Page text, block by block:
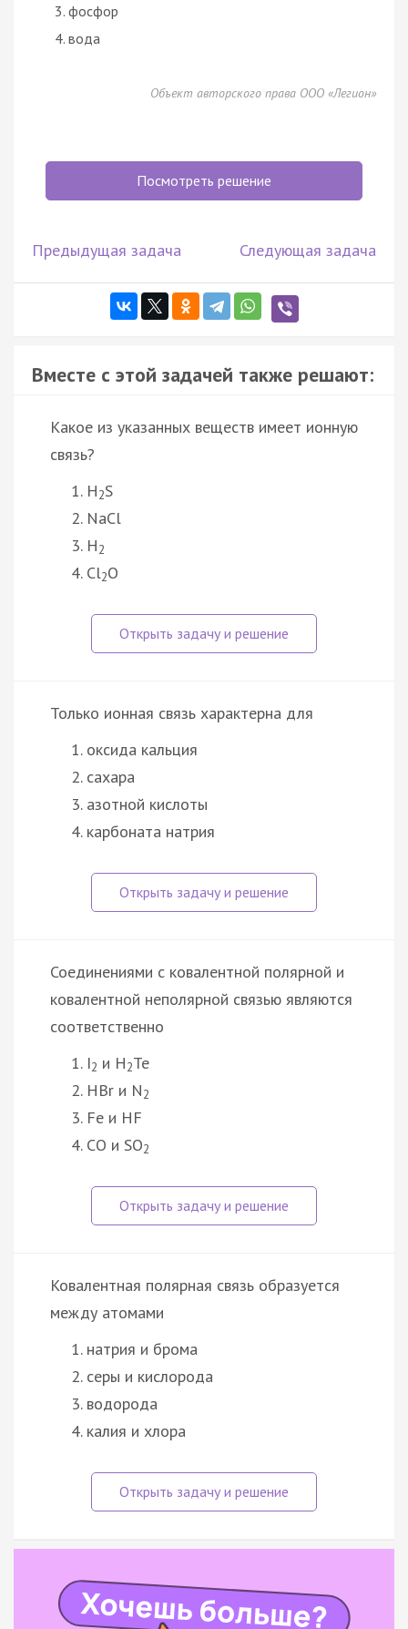
фосфор
вода
Объект авторского права ООО «Легион»
Посмотреть решение
Предыдущая задача Следующая задача
Вместе с этой задачей также решают:
Какое из указанных веществ имеет ионную
связь?
H2S
NaCl
H2
Cl2O
Только ионная связь характерна для
оксида кальция
сахара
азотной кислоты
карбоната натрия
Соединениями с ковалентной полярной и
ковалентной неполярной связью являются
соответственно
I2 и H2Te
HBr и N2
Fe и HF
CO и SO2
Ковалентная полярная связь образуется
между атомами
натрия и брома
серы и кислорода
водорода
калия и хлора